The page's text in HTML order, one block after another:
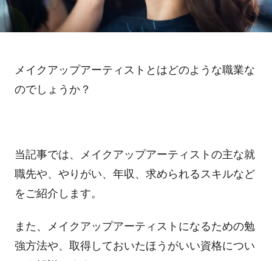
メイクアップアーティストとはどのような職業な
のでしょうか？
当記事では、メイクアップアーティストの主な就
職先や、やりがい、年収、求められるスキルなど
をご紹介します。
また、メイクアップアーティストになるための勉
強方法や、取得しておいたほうがいい資格につい